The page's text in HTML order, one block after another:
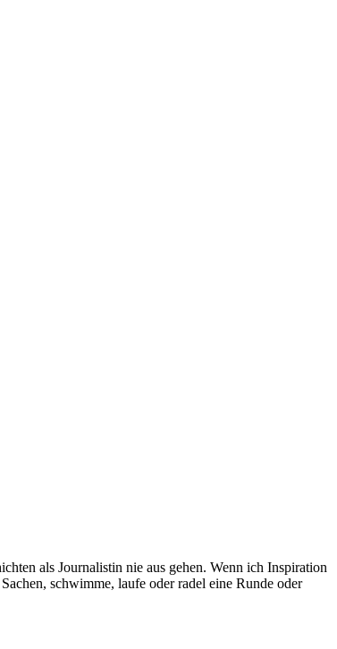
als Journalistin nie aus gehen. Wenn ich Inspiration
schwimme, laufe oder radel eine Runde oder